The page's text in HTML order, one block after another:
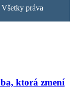
práva
ktorá zmení